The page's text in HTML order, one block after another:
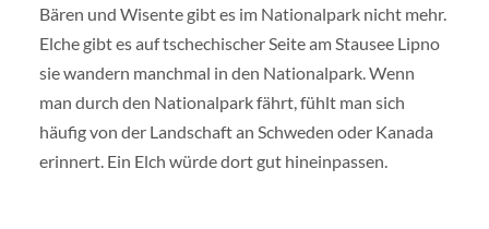
Bären und Wisente gibt es im Nationalpark nicht mehr.
Elche gibt es auf tschechischer Seite am Stausee Lipno
sie wandern manchmal in den Nationalpark. Wenn
man durch den Nationalpark fährt, fühlt man sich
häufig von der Landschaft an Schweden oder Kanada
erinnert. Ein Elch würde dort gut hineinpassen.